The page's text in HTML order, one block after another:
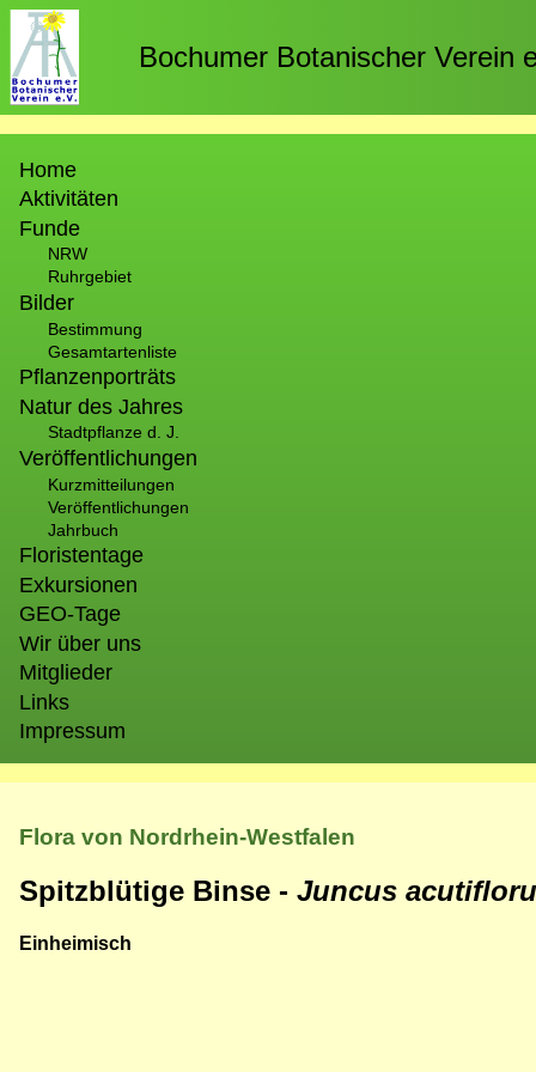
Direkt
zum
Inhalt
Bochumer Botanischer Verein
Home
Aktivitäten
Funde
NRW
Ruhrgebiet
Bilder
Bestimmung
Gesamtartenliste
Pflanzenporträts
Natur des Jahres
Stadtpflanze d. J.
Veröffentlichungen
Kurzmitteilungen
Veröffentlichungen
Jahrbuch
Floristentage
Exkursionen
GEO-Tage
Wir über uns
Mitglieder
Links
Impressum
Flora von Nordrhein-Westfalen
Spitzblütige Binse - Juncus
Einheimisch